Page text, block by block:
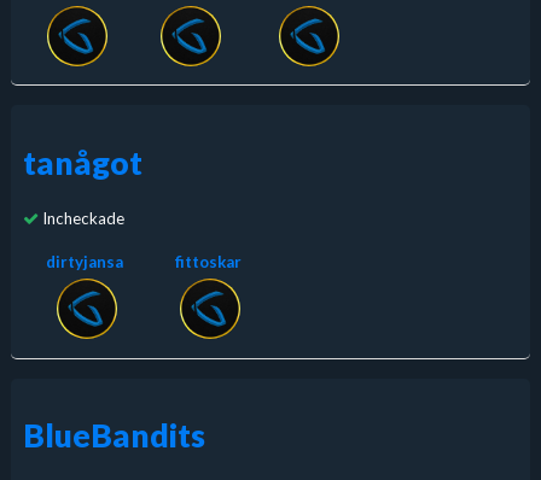
tanågot
Incheckade
dirtyjansa fittoskar
BlueBandits